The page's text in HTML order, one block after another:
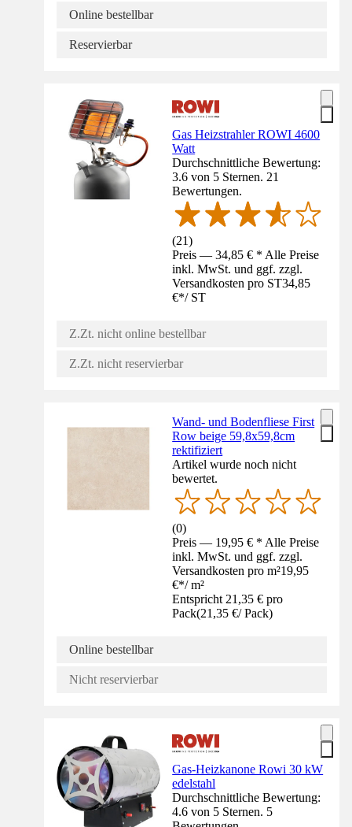
Online bestellbar
Reservierbar
Gas Heizstrahler ROWI 4600
Watt
Durchschnittliche Bewertung:
3.6 von 5 Sternen. 21
Bewertungen.
(21)
Preis — 34,85 € * Alle Preise
inkl. MwSt. und ggf. zzgl.
Versandkosten pro ST34,85
€*/ ST
Z.Zt. nicht online bestellbar
Z.Zt. nicht reservierbar
Wand- und Bodenfliese First
Row beige 59,8x59,8cm
rektifiziert
Artikel wurde noch nicht
bewertet.
(0)
Preis — 19,95 € * Alle Preise
inkl. MwSt. und ggf. zzgl.
Versandkosten pro m²19,95
€*/ m²
Entspricht 21,35 € pro
Pack(21,35 €/ Pack)
Online bestellbar
Nicht reservierbar
Gas-Heizkanone Rowi 30 kW
edelstahl
Durchschnittliche Bewertung:
4.6 von 5 Sternen. 5